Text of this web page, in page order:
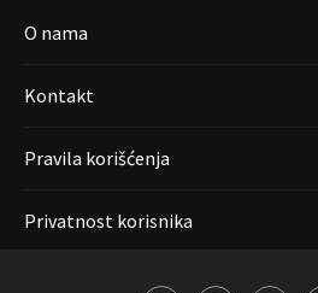
O nama
Kontakt
Pravila korišćenja
Privatnost korisnika